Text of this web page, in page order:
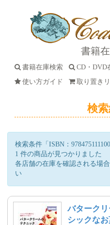
書籍
書籍在庫検索 CD・DVD
使い方ガイド
取り置き
検
検索条件「ISBN：
1 件の商品が見つかりました
各店舗の在庫を確認される場
い
バターク
シックな